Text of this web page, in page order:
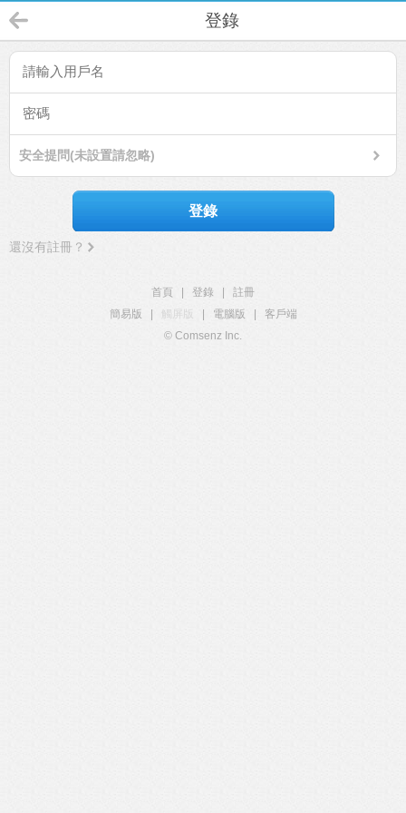
登錄
安全提問(未設置請忽略)
登錄
還沒有註冊？
首頁 登錄
註冊
簡易版
觸屏版 電腦版
客戶端
© Comsenz Inc.